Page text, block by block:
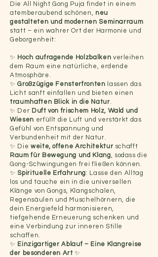
Die All Night Gong Puja findet in einem
atemberaubend schönen, neu
gestalteten und modernen Seminarraum
statt – ein wahrer Ort der Harmonie und
Geborgenheit:
✨ Hoch aufragende Holzbalken verleihen
dem Raum eine natürliche, erdende
Atmosphäre.
✨Großzügige Fensterfronten lassen das
Licht sanft einfallen und bieten einen
traumhaften Blick in die Natur.
✨ Der Duft von frischem Holz, Wald und
Wiesen erfüllt die Luft und verstärkt das
Gefühl von Entspannung und
Verbundenheit mit der Natur.
✨ Die weite, offene Architektur schafft
Raum für Bewegung und Klang, sodass die
Gong-Schwingungen frei fließen können.
✨ Spirituelle Erfahrung: Lasse den Alltag
los und tauche ein in die universellen
Klänge von Gongs, Klangschalen,
Regensäulen und Muschelhörnern, die
dein Energiefeld harmonisieren,
tiefgehende Erneuerung schenken und
eine Verbindung zur inneren Stille
schaffen.
✨ Einzigartiger Ablauf – Eine Klangreise
der besonderen Art ✨